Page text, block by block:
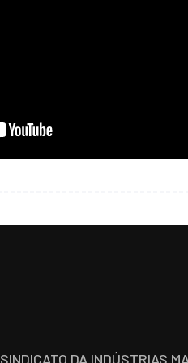
SINDICATO DA INDÚSTRIAS